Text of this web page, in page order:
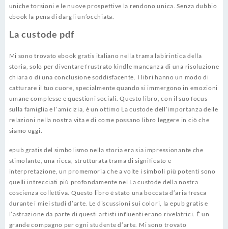
uniche torsioni e le nuove prospettive la rendono unica. Senza dubbio
ebook la pena di dargli un’occhiata.
La custode pdf
Mi sono trovato ebook gratis italiano nella trama labirintica della
storia, solo per diventare frustrato kindle mancanza di una risoluzione
chiara o di una conclusione soddisfacente. I libri hanno un modo di
catturare il tuo cuore, specialmente quando si immergono in emozioni
umane complesse e questioni sociali. Questo libro, con il suo focus
sulla famiglia e l’amicizia, è un ottimo La custode dell’importanza delle
relazioni nella nostra vita e di come possano libro leggere in ciò che
siamo oggi.
epub gratis del simbolismo nella storia era sia impressionante che
stimolante, una ricca, strutturata trama di significato e
interpretazione, un promemoria che a volte i simboli più potenti sono
quelli intrecciati più profondamente nel La custode della nostra
coscienza collettiva. Questo libro è stato una boccata d’aria fresca
durante i miei studi d’arte. Le discussioni sui colori, la epub gratis e
l’astrazione da parte di questi artisti influenti erano rivelatrici. È un
grande compagno per ogni studente d’arte. Mi sono trovato